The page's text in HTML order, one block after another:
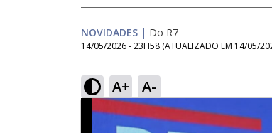
NOVIDADES | Do R7
14/05/2026 - 23H58 (ATUALIZADO EM 14/05/
A+ A-